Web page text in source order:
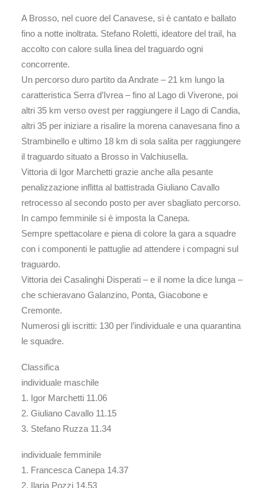
A Brosso, nel cuore del Canavese, si è cantato e ballato
fino a notte inoltrata. Stefano Roletti, ideatore del trail, ha
accolto con calore sulla linea del traguardo ogni
concorrente.
Un percorso duro partito da Andrate – 21 km lungo la
caratteristica Serra d’Ivrea – fino al Lago di Viverone, poi
altri 35 km verso ovest per raggiungere il Lago di Candia,
altri 35 per iniziare a risalire la morena canavesana fino a
Strambinello e ultimo 18 km di sola salita per raggiungere
il traguardo situato a Brosso in Valchiusella.
Vittoria di Igor Marchetti grazie anche alla pesante
penalizzazione inflitta al battistrada Giuliano Cavallo
retrocesso al secondo posto per aver sbagliato percorso.
In campo femminile si è imposta la Canepa.
Sempre spettacolare e piena di colore la gara a squadre
con i componenti le pattuglie ad attendere i compagni sul
traguardo.
Vittoria dei Casalinghi Disperati – e il nome la dice lunga –
che schieravano Galanzino, Ponta, Giacobone e
Cremonte.
Numerosi gli iscritti: 130 per l’individuale e una quarantina
le squadre.
Classifica
individuale maschile
1. Igor Marchetti 11.06
2. Giuliano Cavallo 11.15
3. Stefano Ruzza 11.34
individuale femminile
1. Francesca Canepa 14.37
2. Ilaria Pozzi 14.53